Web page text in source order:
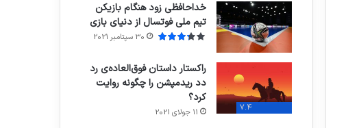
خداحافظی زود هنگام بازیکن
تیم ملی فوتسال از دنیای بازی
30 سپتامبر 2021
7.4
راکستار داستان فوق‌العاده‌ی رد
دد ریدمپشن را چگونه روایت
کرد؟
11 جولای 2021